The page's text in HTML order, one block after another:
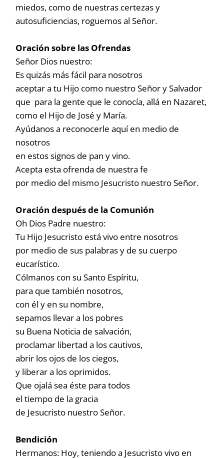
miedos, como de nuestras certezas y
autosuficiencias, roguemos al Señor.
Oración sobre las Ofrendas
Señor Dios nuestro:
Es quizás más fácil para nosotros
aceptar a tu Hijo como nuestro Señor y Salvador
que para la gente que le conocía, allá en Nazaret,
como el Hijo de José y María.
Ayúdanos a reconocerle aquí en medio de
nosotros
en estos signos de pan y vino.
Acepta esta ofrenda de nuestra fe
por medio del mismo Jesucristo nuestro Señor.
Oración después de la Comunión
Oh Dios Padre nuestro:
Tu Hijo Jesucristo está vivo entre nosotros
por medio de sus palabras y de su cuerpo
eucarístico.
Cólmanos con su Santo Espíritu,
para que también nosotros,
con él y en su nombre,
sepamos llevar a los pobres
su Buena Noticia de salvación,
proclamar libertad a los cautivos,
abrir los ojos de los ciegos,
y liberar a los oprimidos.
Que ojalá sea éste para todos
el tiempo de la gracia
de Jesucristo nuestro Señor.
Bendición
Hermanos: Hoy, teniendo a Jesucristo vivo en